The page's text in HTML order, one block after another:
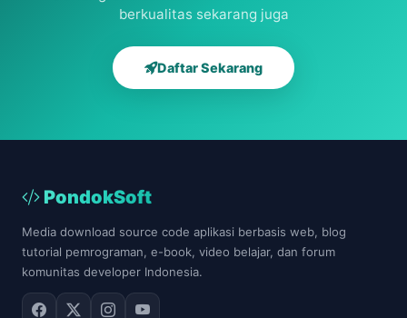
berkualitas sekarang juga
Daftar Sekarang
PondokSoft
Media download source code aplikasi berbasis web, blog
tutorial pemrograman, e-book, video belajar, dan forum
komunitas developer Indonesia.